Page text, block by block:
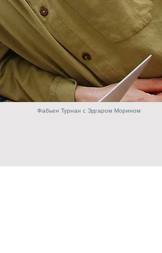
Фабьен Турнан с Эдгаром Морином